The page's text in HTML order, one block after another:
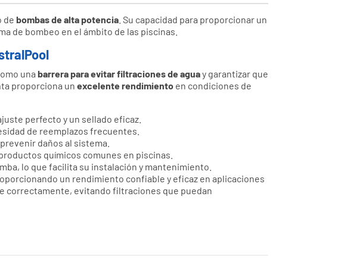
de bombas de alta potencia . Su capacidad para proporcionar un
de bombeo en el ámbito de las piscinas.
una barrera para evitar filtraciones de aguay garantizar que
proporciona un excelente rendimiento en condiciones de
perfecto y un sellado eficaz.
de reemplazos frecuentes.
daños al sistema.
químicos comunes en piscinas.
lo que facilita su instalación y mantenimiento.
un rendimiento confiable y eficaz en aplicaciones
correctamente, evitando filtraciones que puedan